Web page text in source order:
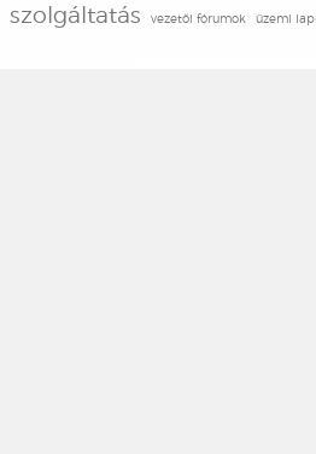
szolgáltatás
vezetői fórumok üzemi lap